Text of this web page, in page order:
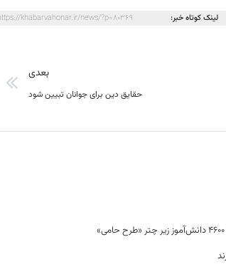
لینک کوتاه خبر: khabarvahonar.ir/news/?p=80369
بعدی
حقایق دین برای جوانان تبیین شود